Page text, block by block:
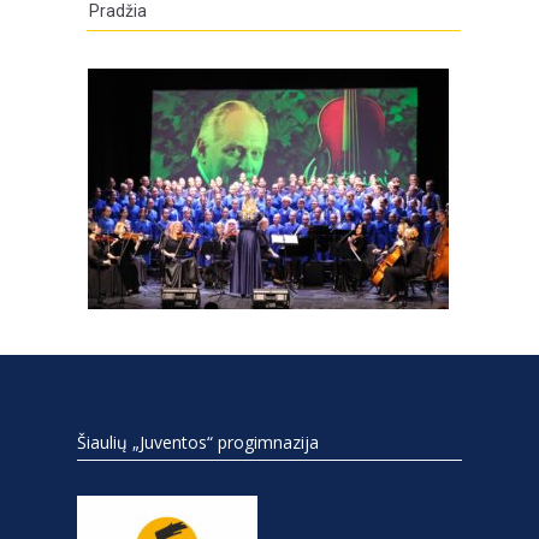
Pradžia
Šiaulių „Juventos“ progimnazija